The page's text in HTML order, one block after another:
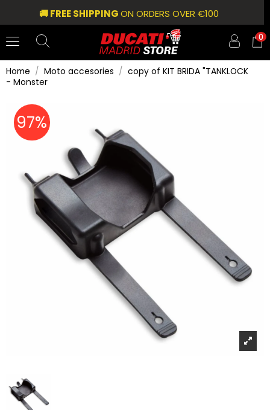
🚚 FREE SHIPPINGON ORDERS OVER €100
0
Home Moto accesories
copy of KIT BRIDA "TANKLOCK
- Monster
97%